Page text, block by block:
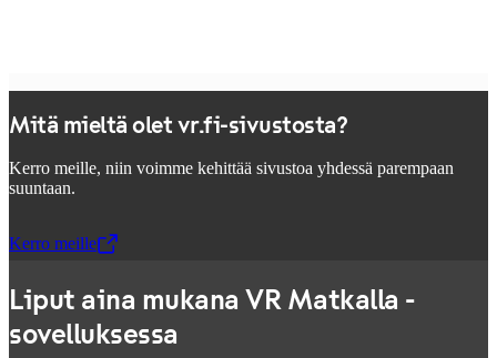
Mitä mieltä olet vr.fi-sivustosta?
Kerro meille, niin voimme kehittää sivustoa yhdessä parempaan
suuntaan.
Kerro meille
,Avataan uudessa välilehdessä
Liput aina mukana VR Matkalla -
sovelluksessa